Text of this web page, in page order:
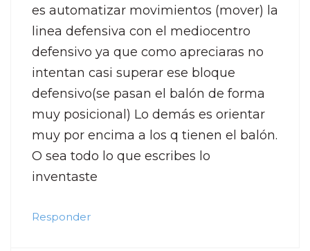
es automatizar movimientos (mover) la
linea defensiva con el mediocentro
defensivo ya que como apreciaras no
intentan casi superar ese bloque
defensivo(se pasan el balón de forma
muy posicional) Lo demás es orientar
muy por encima a los q tienen el balón.
O sea todo lo que escribes lo
inventaste
Responder